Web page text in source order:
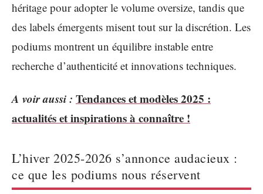
héritage pour adopter le volume oversize, tandis que
des labels émergents misent tout sur la discrétion. Les
podiums montrent un équilibre instable entre
recherche d’authenticité et innovations techniques.
A voir aussi : Tendances et modèles 2025 :
actualités et inspirations à connaître !
L’hiver 2025-2026 s’annonce audacieux :
ce que les podiums nous réservent